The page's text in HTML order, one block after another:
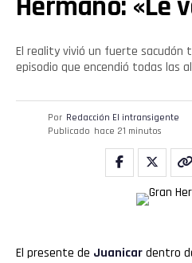
El reality vivió un fuerte sacudón
episodio que encendió todas las
Por Redacción El intransigente
Publicado hace 21 minutos
El presente de Juanicardentro